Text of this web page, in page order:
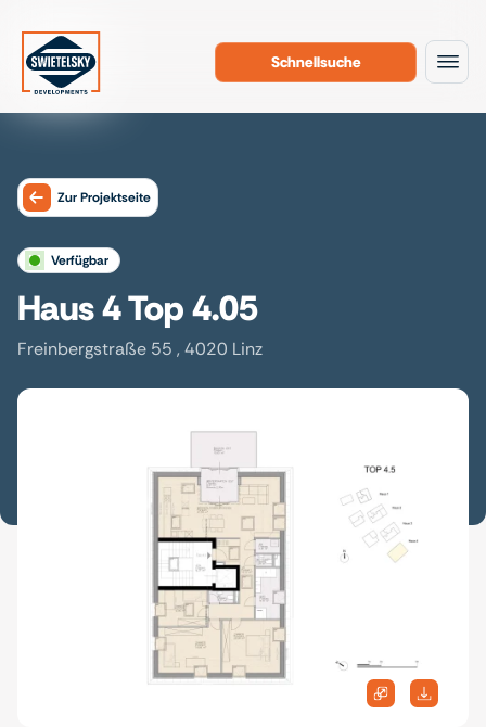
Zum Inhalt Schnellsuche
Zur Projektseite
verfügbar
Haus 4 Top 4.05
Freinbergstraße 55 , 4020 Linz